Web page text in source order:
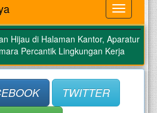
MENU
Hijau di Halaman Kantor, Aparatur
Percantik Lingkungan Kerja
TWITTER